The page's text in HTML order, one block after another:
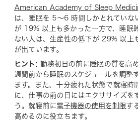
American Academy of Sleep
は、睡眠を 5～6 時間しかとれていな
が 19% 以上も多かった一方で、睡眠
ない人は、生産性の低下が 29% 以上
が出ています。
ヒント: 勤務初日の前に睡眠の質を高
週間前から睡眠のスケジュールを調整
ます。また、十分疲れた状態で就寝時
に、仕事の前の日にはエクササイズを
う。就寝前に電子機器の使用を制限す
高めるのに役立ちます。